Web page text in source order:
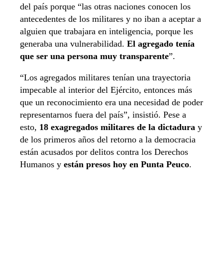
del país porque “las otras naciones conocen los
antecedentes de los militares y no iban a aceptar a
alguien que trabajara en inteligencia, porque les
generaba una vulnerabilidad. El agregado tenía
que ser una persona muy transparente”.
“Los agregados militares tenían una trayectoria
impecable al interior del Ejército, entonces más
que un reconocimiento era una necesidad de poder
representarnos fuera del país”, insistió. Pese a
esto, 18 exagregados militares de la dictadura y
de los primeros años del retorno a la democracia
están acusados por delitos contra los Derechos
Humanos y están presos hoy en Punta Peuco.